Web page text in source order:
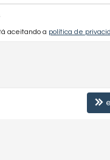
aceitando a política de